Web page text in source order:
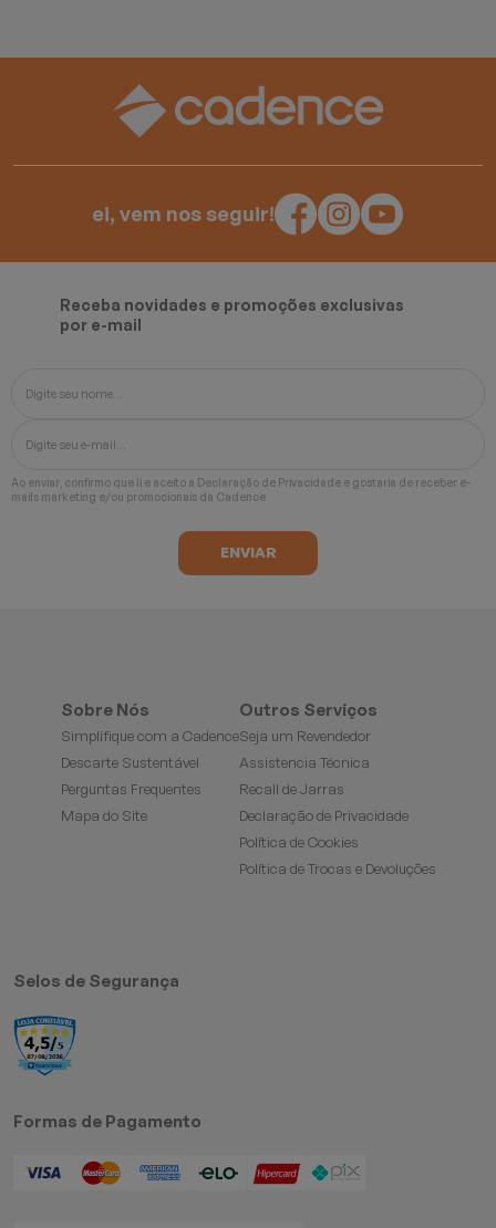
ei, vem nos seguir!
Receba novidades e promoções exclusivas
por e-mail
Ao enviar, confirmo que li e aceito a Declaração de Privacidade e gostaria de receber e-
mails marketing e/ou promocionais da Cadence
Sobre Nós
Simplifique com a Cadence
Descarte Sustentável
Perguntas Frequentes
Mapa do Site
Outros Serviços
Seja um Revendedor
Assistencia Técnica
Recall de Jarras
Declaração de Privacidade
Política de Cookies
Política de Trocas e Devoluções
Selos de Segurança
Formas de Pagamento